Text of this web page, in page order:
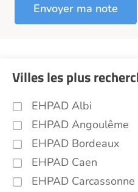
Villes les plus
EHPAD Albi
EHPAD Angoulême
EHPAD Bordeaux
EHPAD Caen
EHPAD Carcassonne